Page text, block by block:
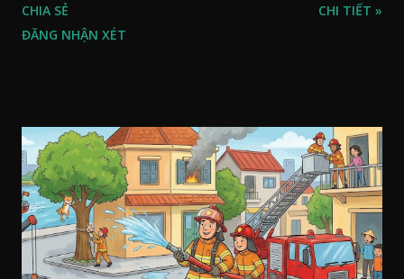
CHIA SẺ
ĐĂNG NHẬN XÉT
CHI TIẾT »